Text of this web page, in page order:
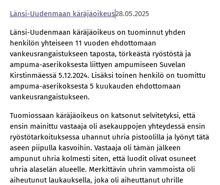
Län­si-Uu­den­maan kä­rä­jä­oi­keus28.05.2025
Länsi-Uudenmaan käräjäoikeus on tuominnut yhden
henkilön yhteiseen 11 vuoden ehdottomaan
vankeusrangaistukseen taposta, törkeästä ryöstöstä ja
ampuma-aserikoksesta liittyen ampumiseen Suvelan
Kirstinmäessä 5.12.2024. Lisäksi toinen henkilö on tuomittu
ampuma-aserikoksesta 5 kuukauden ehdottomaan
vankeusrangaistukseen.
Tuomiossaan käräjäoikeus on katsonut selvitetyksi, että
ensin mainittu vastaaja oli asekauppojen yhteydessä ensin
ryöstötarkoituksessa uhannut uhria pistoolilla ja lyönyt tätä
aseen piipulla kasvoihin. Vastaaja oli tämän jälkeen
ampunut uhria kolmesti siten, että luodit olivat osuneet
uhria alaselän alueelle. Merkittävin uhrin vammoista oli
aiheutunut laukauksella, joka oli aiheuttanut uhrille